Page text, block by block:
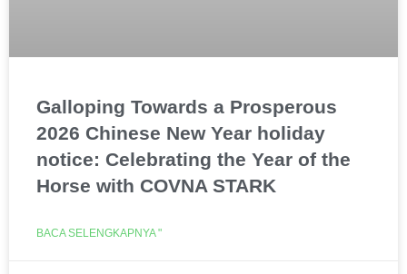
Galloping Towards a Prosperous
2026 Chinese New Year holiday
notice: Celebrating the Year of the
Horse with COVNA STARK
BACA SELENGKAPNYA "